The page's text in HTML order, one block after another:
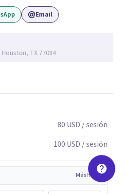
Email
TX 77084
80 USD / sesión
100 USD / sesión
Más horas